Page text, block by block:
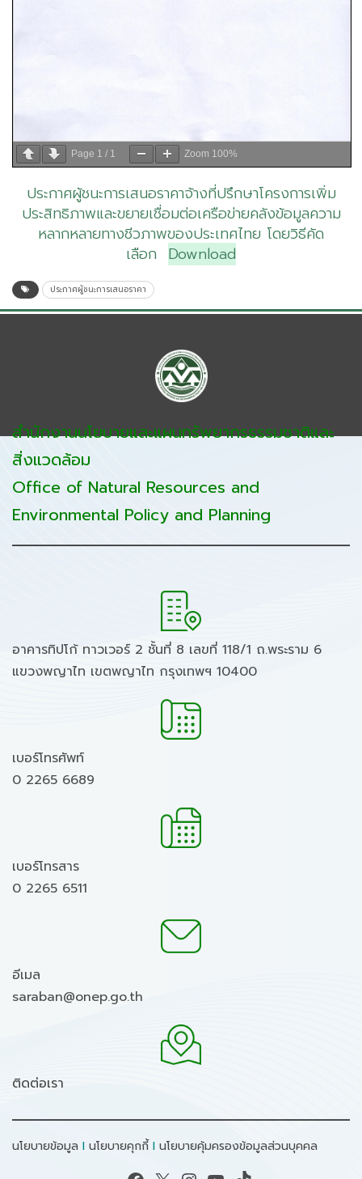
Page 1 / 1 Zoom 100%
ประกาศผู้ชนะการเสนอราคาจ้างที่ปรึกษาโครงการเพิ่ม
ประสิทธิภาพและขยายเชื่อมต่อเครือข่ายคลังข้อมูลความ
หลากหลายทางชีวภาพของประเทศไทย โดยวิธีคัด
เลือก Download
ประกาศผู้ชนะการเสนอราคา
สำนักงานนโยบายและแผนทรัพยากรธรรมชาติและ
สิ่งแวดล้อม
Office of Natural Resources and
Environmental Policy and Planning
อาคารทิปโก้ ทาวเวอร์ 2 ชั้นที่ 8 เลขที่ 118/1 ถ.พระราม 6
แขวงพญาไท เขตพญาไท กรุงเทพฯ 10400
เบอร์โทรศัพท์
0 2265 6689
เบอร์โทรสาร
0 2265 6511
อีเมล
saraban@onep.go.th
ติดต่อเรา
นโยบายข้อมูล I นโยบายคุกกี้ I นโยบายคุ้มครองข้อมูลส่วนบุคคล